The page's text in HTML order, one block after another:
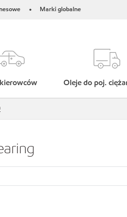
• Marki globalne
Oleje do poj.